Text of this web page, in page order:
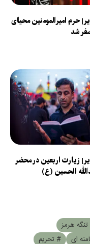
حرم امیرالمومنین محیای
شد
زیارت اربعین در محضر
الحسین (ع)
هرمز
ای
# تحریم